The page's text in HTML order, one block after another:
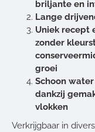
briljante en
Lange
Uniek recept
zonder
groei
Schoon
dankzij
vlokken
Verkrijgbaar in